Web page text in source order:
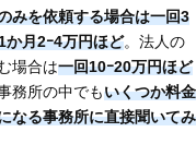
みを依頼する場合は一回3
か月2ｰ4万円ほど。法人の
場合は一回10ｰ20万円ほど
務所の中でもいくつか料金
なる事務所に直接聞いてみ